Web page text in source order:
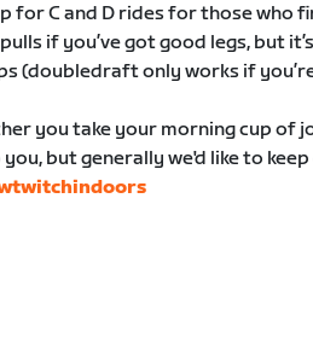
for C and D rides for those who
if you’ve got good legs, but
(doubledraft only works if
you take your morning cup of
you, but generally we'd like to